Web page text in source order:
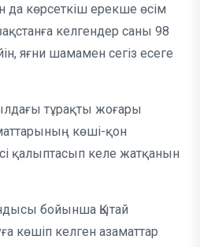
көрсеткіш ерекше өсім
келгендер саны 98
яғни шамамен сегіз есеге
тұрақты жоғары
көші-қон
қалыптасып келе жатқанын
бойынша Қытай
көшіп келген азаматтар